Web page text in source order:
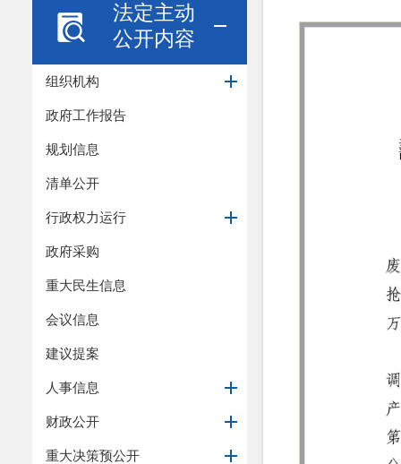
法定主动
公开内容
组织机构
政府工作报告
规划信息
清单公开
行政权力运行
政府采购
重大民生信息
会议信息
建议提案
人事信息
财政公开
重大决策预公开